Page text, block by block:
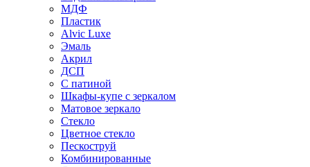
МДФ
Пластик
Alvic Luxe
Эмаль
Акрил
ДСП
С патиной
Шкафы-купе с зеркалом
Матовое зеркало
Стекло
Цветное стекло
Пескоструй
Комбинированные